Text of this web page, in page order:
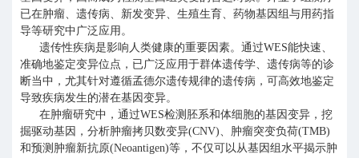
已在肿瘤、遗传病、新发变异、生殖生育、药物基因组与用药指
导等研究中广泛应用。
遗传性疾病是影响人类健康的重要因素。通过WES能快速、
准确地鉴定变异位点，已广泛应用于群体遗传学、遗传病等的诊
断当中，尤其针对遵循孟德尔遗传规律的遗传病，可高效地鉴定
导致疾病发生的潜在基因变异。
在肿瘤研究中，通过WES检测胚系和体细胞的基因变异，挖
掘驱动基因，分析肿瘤拷贝数变异(CNV)、肿瘤突变负荷(TMB)
和预测肿瘤新抗原(Neoantigen)等，不仅可以从基因组水平揭示肿